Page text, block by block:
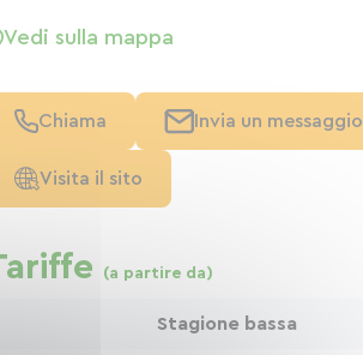
Vedi sulla mappa
Chiama Invia un messaggio
Visita il sito
(a partire da)
Stagione bassa